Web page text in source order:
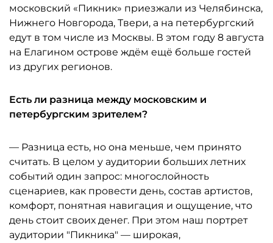
московский «Пикник» приезжали из Челябинска,
Нижнего Новгорода, Твери, а на петербургский
едут в том числе из Москвы. В этом году 8 августа
на Елагином острове ждём ещё больше гостей
из других регионов.
Есть ли разница между московским и
петербургским зрителем?
— Разница есть, но она меньше, чем принято
считать. В целом у аудитории больших летних
событий один запрос: многослойность
сценариев, как провести день, состав артистов,
комфорт, понятная навигация и ощущение, что
день стоит своих денег. При этом наш портрет
аудитории "Пикника" — широкая,